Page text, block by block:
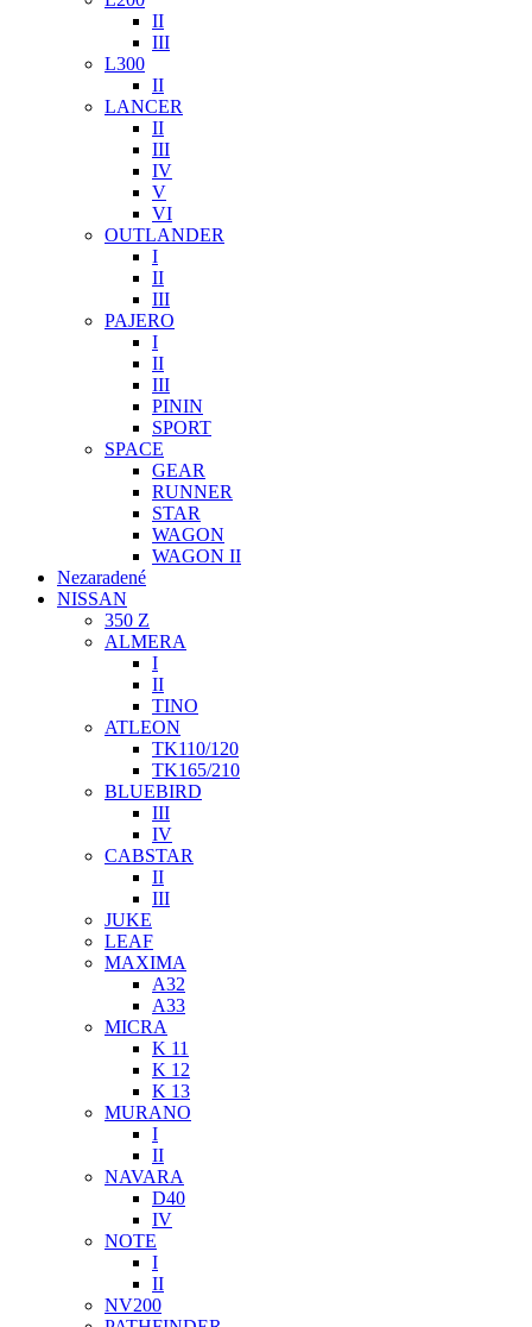
II
III
L300
II
LANCER
II
III
IV
V
VI
OUTLANDER
I
II
III
PAJERO
I
II
III
PININ
SPORT
SPACE
GEAR
RUNNER
STAR
WAGON
WAGON II
Nezaradené
NISSAN
350 Z
ALMERA
I
II
TINO
ATLEON
TK110/120
TK165/210
BLUEBIRD
III
IV
CABSTAR
II
III
JUKE
LEAF
MAXIMA
A32
A33
MICRA
K 11
K 12
K 13
MURANO
I
II
NAVARA
D40
IV
NOTE
I
II
NV200